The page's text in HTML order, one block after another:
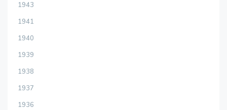
1943
1941
1940
1939
1938
1937
1936